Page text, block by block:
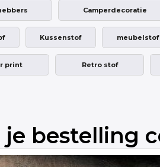
Camperdecoratie
Kussenstof meubelstof
print Retro stof
je bestelling